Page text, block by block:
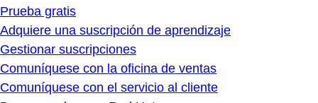
Prueba gratis
Adquiere una suscripción de aprendizaje
Gestionar suscripciones
Comuníquese con la oficina de ventas
Comuníquese con el servicio al cliente